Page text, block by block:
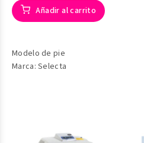
Añadir al carrito
Modelo de pie
Marca: Selecta